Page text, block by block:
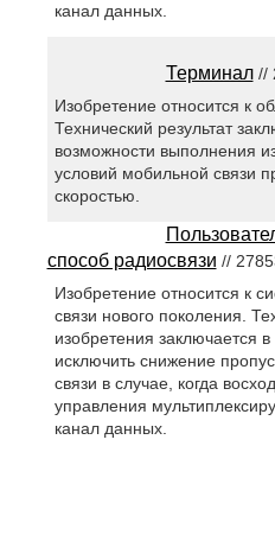
канал данных.
Терминал//
Изобретение относится к
Технический результат
возможности выполнения
условий мобильной связи
скоростью.
способ радиосвязи //
Изобретение относится к
связи нового поколения.
изобретения заключается
исключить снижение
связи в случае, когда
управления
канал данных.